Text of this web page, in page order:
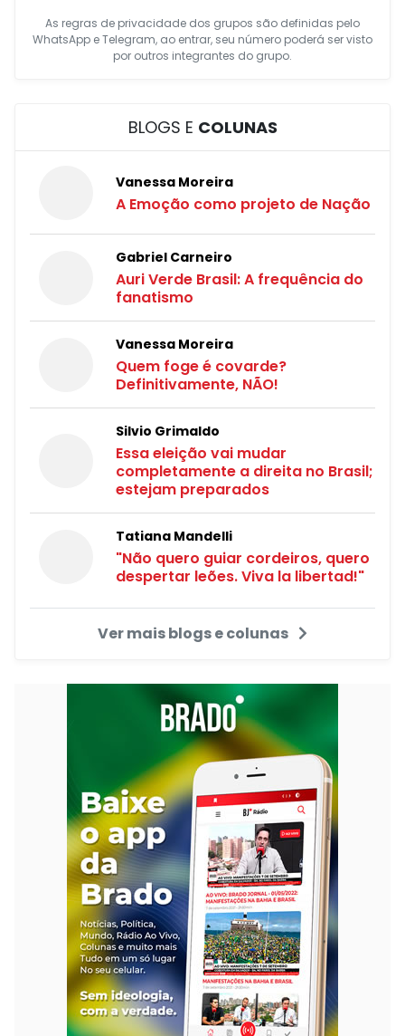
As regras de privacidade dos grupos são definidas pelo
WhatsApp e Telegram, ao entrar, seu número poderá ser visto
por outros integrantes do grupo.
BLOGS E COLUNAS
Vanessa Moreira
A Emoção como projeto de Nação
Gabriel Carneiro
Auri Verde Brasil: A frequência do
fanatismo
Vanessa Moreira
Quem foge é covarde?
Definitivamente, NÃO!
Silvio Grimaldo
Essa eleição vai mudar
completamente a direita no Brasil;
estejam preparados
Tatiana Mandelli
"Não quero guiar cordeiros, quero
despertar leões. Viva la libertad!"
Ver mais blogs e colunas